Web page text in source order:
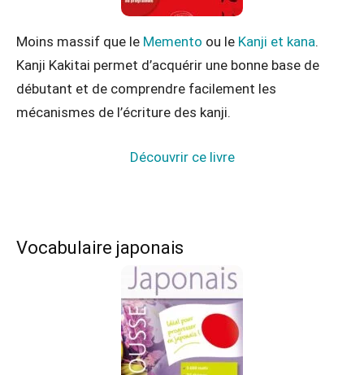
Moins massif que le Memento ou le Kanji et kana.
Kanji Kakitai permet d’acquérir une bonne base de
débutant et de comprendre facilement les
mécanismes de l’écriture des kanji.
Découvrir ce livre
Vocabulaire japonais